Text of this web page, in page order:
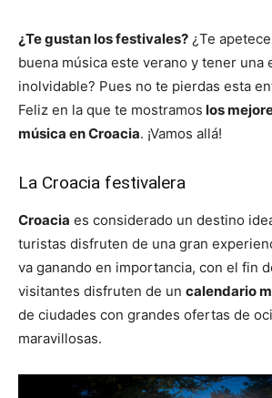
¿Te gustan los festivales? ¿Te
buena música este verano y tener una
inolvidable? Pues no te pierdas esta
Feliz en la que te mostramos los
música en Croacia. ¡Vamos allá!
La Croacia festivalera
Croacia es considerado un destino
turistas disfruten de una gran
va ganando en importancia, con el fin
visitantes disfruten de un calendario
de ciudades con grandes ofertas de
maravillosas.